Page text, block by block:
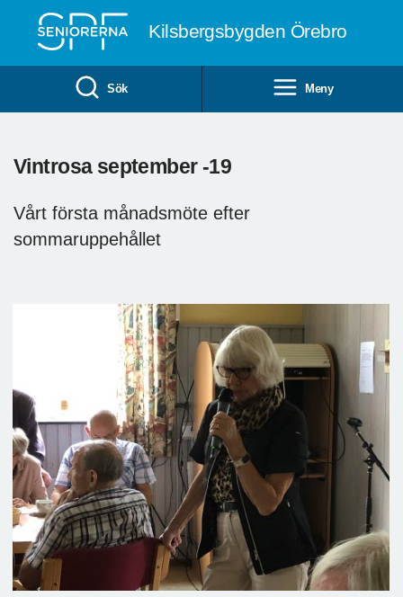
Kilsbergsbygden Örebro
Sök Meny
Vintrosa september -19
Vårt första månadsmöte efter
sommaruppehållet